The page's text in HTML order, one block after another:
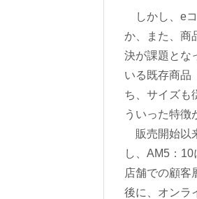
しかし、eコ
か、また、商
決が課題とな
いる既存商品
ち、サイズも
ういった特徴
販売開始以
し、AM5：
店舗での顧客
後に、オンラ